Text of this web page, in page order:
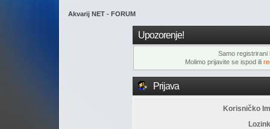
Akvarij NET - FORUM
Upozorenje!
Samo registrirani
Molimo prijavite se ispod ili
Prijava
Korisničko